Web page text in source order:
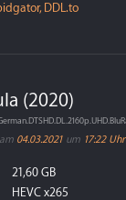
DDL.to
(2020)
04.03.2021 um 17:22 Uhr
21,60 GB
HEVC x265